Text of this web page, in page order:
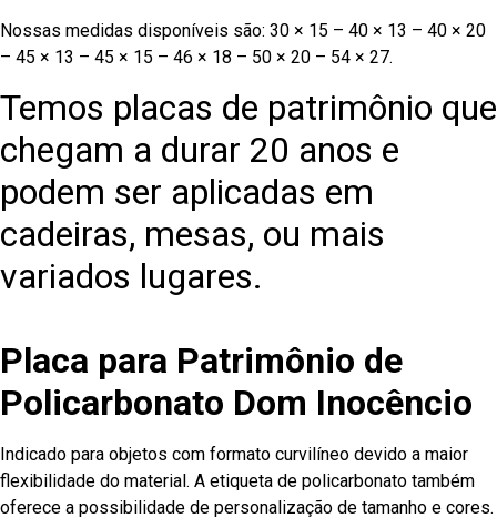
Nossas medidas disponíveis são: 30 × 15 – 40 × 13 – 40 × 20
– 45 × 13 – 45 × 15 – 46 × 18 – 50 × 20 – 54 × 27.
Temos placas de patrimônio que
chegam a durar 20 anos e
podem ser aplicadas em
cadeiras, mesas, ou mais
variados lugares.
Placa para Patrimônio de
Policarbonato Dom Inocêncio
Indicado para objetos com formato curvilíneo devido a maior
flexibilidade do material. A etiqueta de policarbonato também
oferece a possibilidade de personalização de tamanho e cores.